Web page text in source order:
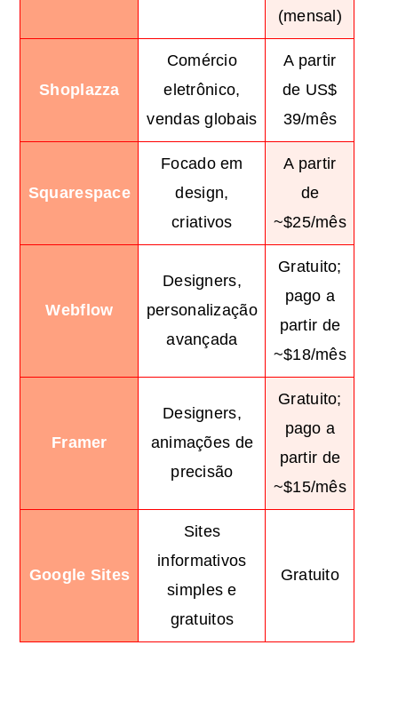
(mensal)
Shoplazza
Comércio
eletrônico,
vendas globais
A partir
de US$
39/mês
Squarespace
Focado em
design,
criativos
A partir
de
~$25/mês
Webflow
Designers,
personalização
avançada
Gratuito;
pago a
partir de
~$18/mês
Framer
Designers,
animações de
precisão
Gratuito;
pago a
partir de
~$15/mês
Google Sites
Sites
informativos
simples e
gratuitos
Gratuito